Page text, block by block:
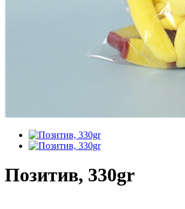
Позитив, 330gr